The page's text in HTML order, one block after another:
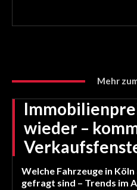
Mehr
wieder –
Welche Fahrzeuge in
gefragt sind – Trends im